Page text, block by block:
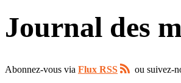
Journal des
Abonnez-vous via Flux RSS ou suivez-